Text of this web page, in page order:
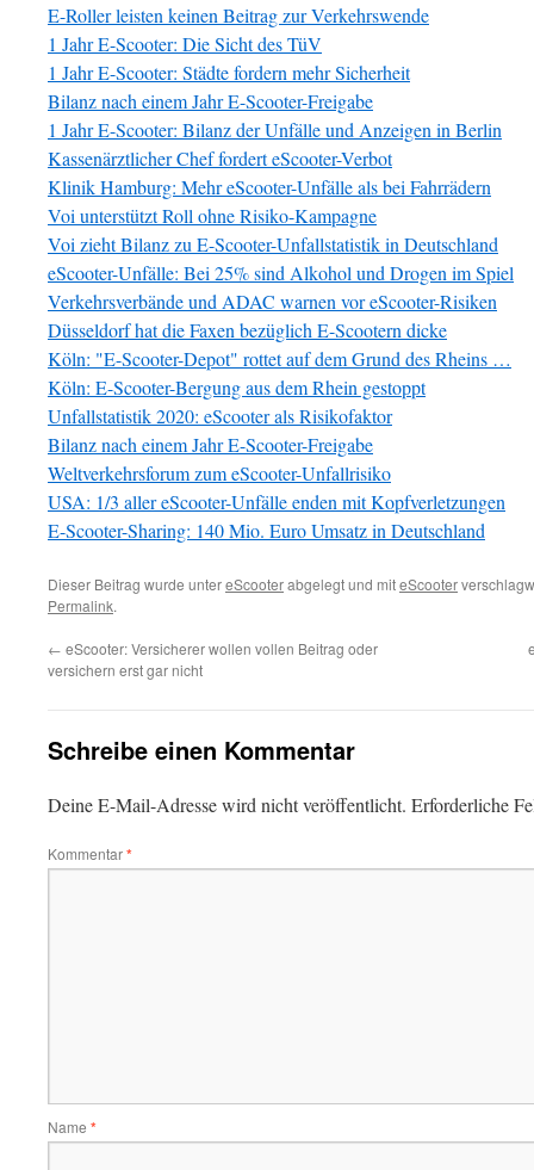
E-Roller leisten keinen Beitrag zur Verkehrswende
1 Jahr E-Scooter: Die Sicht des TüV
1 Jahr E-Scooter: Städte fordern mehr Sicherheit
Bilanz nach einem Jahr E-Scooter-Freigabe
1 Jahr E-Scooter: Bilanz der Unfälle und Anzeigen in Berlin
Kassenärztlicher Chef fordert eScooter-Verbot
Klinik Hamburg: Mehr eScooter-Unfälle als bei Fahrrädern
Voi unterstützt Roll ohne Risiko-Kampagne
Voi zieht Bilanz zu E-Scooter-Unfallstatistik in Deutschland
eScooter-Unfälle: Bei 25% sind Alkohol und Drogen im Spiel
Verkehrsverbände und ADAC warnen vor eScooter-Risiken
Düsseldorf hat die Faxen bezüglich E-Scootern dicke
Köln: "E-Scooter-Depot" rottet auf dem Grund des Rheins …
Köln: E-Scooter-Bergung aus dem Rhein gestoppt
Unfallstatistik 2020: eScooter als Risikofaktor
Bilanz nach einem Jahr E-Scooter-Freigabe
Weltverkehrsforum zum eScooter-Unfallrisiko
USA: 1/3 aller eScooter-Unfälle enden mit Kopfverletzungen
E-Scooter-Sharing: 140 Mio. Euro Umsatz in Deutschland
Dieser Beitrag wurde untereScooterabgelegt und miteScooter
Permalink.
← eScooter: Versicherer wollen vollen Beitrag oder
versichern erst gar nicht
Schreibe einen Kommentar
Deine E-Mail-Adresse wird nicht veröffentlicht. Erforderliche
Kommentar*
Name *